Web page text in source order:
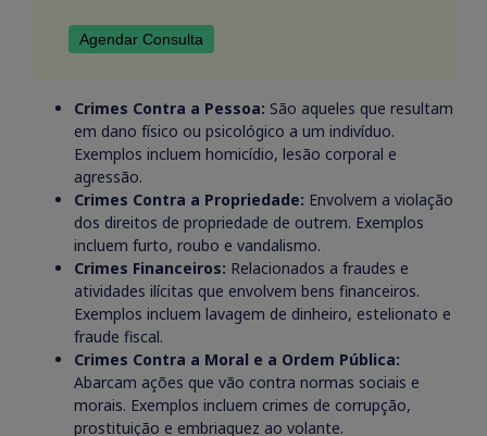
Agendar Consulta
Crimes Contra a Pessoa: São aqueles que resultam
em dano físico ou psicológico a um indivíduo.
Exemplos incluem homicídio, lesão corporal e
agressão.
Crimes Contra a Propriedade: Envolvem a violação
dos direitos de propriedade de outrem. Exemplos
incluem furto, roubo e vandalismo.
Crimes Financeiros: Relacionados a fraudes e
atividades ilícitas que envolvem bens financeiros.
Exemplos incluem lavagem de dinheiro, estelionato e
fraude fiscal.
Crimes Contra a Moral e a Ordem Pública:
Abarcam ações que vão contra normas sociais e
morais. Exemplos incluem crimes de corrupção,
prostituição e embriaguez ao volante.